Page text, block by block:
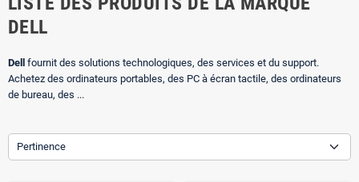
DELL
Dell fournit des solutions technologiques, des services et du support.
Achetez des ordinateurs portables, des PC à écran tactile, des ordinateurs
de bureau, des ...
Pertinence